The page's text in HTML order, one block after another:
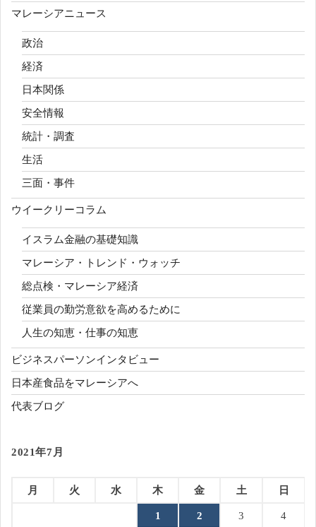
マレーシアニュース
政治
経済
日本関係
安全情報
統計・調査
生活
三面・事件
ウイークリーコラム
イスラム金融の基礎知識
マレーシア・トレンド・ウォッチ
総点検・マレーシア経済
従業員の勤労意欲を高めるために
人生の知恵・仕事の知恵
ビジネスパーソンインタビュー
日本産食品をマレーシアへ
代表ブログ
2021年7月
月 火 水 木 金 土 日
1 2 3 4